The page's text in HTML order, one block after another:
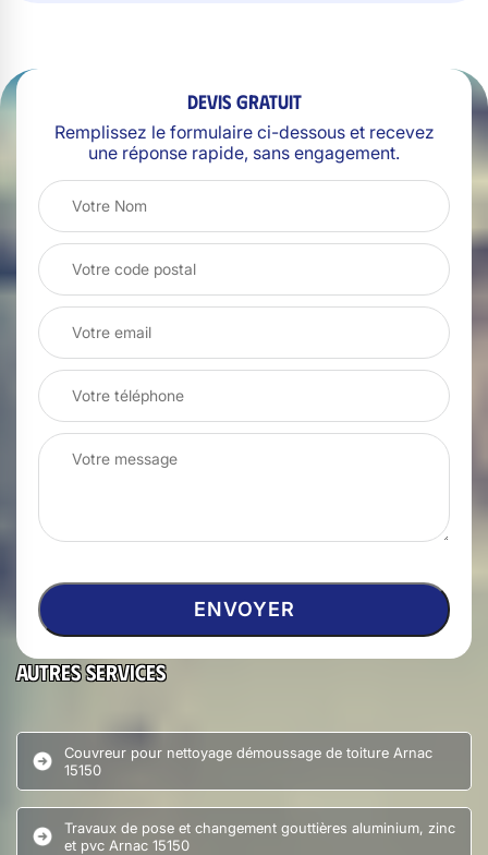
Devis gratuit
Remplissez le formulaire ci-dessous et recevez
une réponse rapide, sans engagement.
Autres services
Couvreur pour nettoyage démoussage de toiture Arnac
15150
Travaux de pose et changement gouttières aluminium, zinc
et pvc Arnac 15150